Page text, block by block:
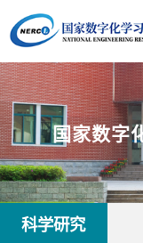
国家数字
科学研究